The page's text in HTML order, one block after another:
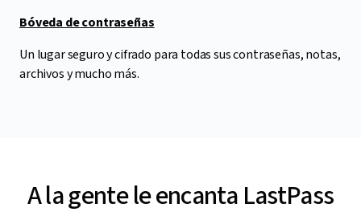
Bóveda de contraseñas
Un lugar seguro y cifrado para todas sus contraseñas, notas,
archivos y mucho más.
A la gente le encanta LastPass